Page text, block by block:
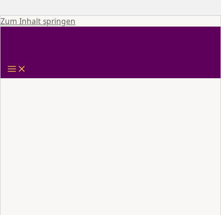
Zum Inhalt springen